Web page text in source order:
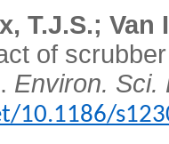
T.J.S.;
of
Environ. Sci.
10.1186/